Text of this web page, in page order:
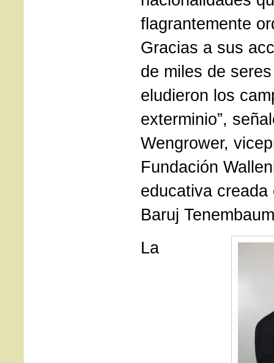
flagrantemente
Gracias a sus
de miles de
eludieron los
exterminio”,
Wengrower,
Fundación
educativa creada
Baruj
La